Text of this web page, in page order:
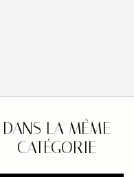
DANS LA MÊME
CATÉGORIE